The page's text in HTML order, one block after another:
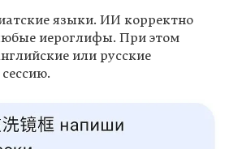
языки. ИИ корректно
иероглифы. При этом
или русские